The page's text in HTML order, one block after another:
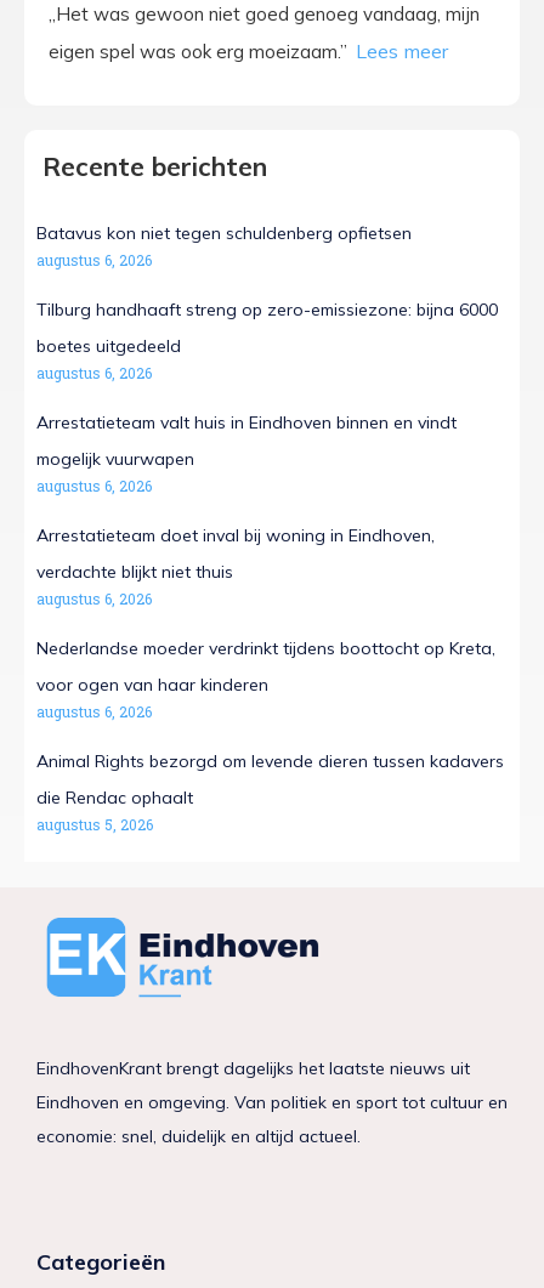
„Het was gewoon niet goed genoeg vandaag, mijn
eigen spel was ook erg moeizaam.”
Recente berichten
Batavus kon niet tegen schuldenberg opfietsen
augustus 6, 2026
Tilburg handhaaft streng op zero-emissiezone: bijna 6000
boetes uitgedeeld
augustus 6, 2026
Arrestatieteam valt huis in Eindhoven binnen en vindt
mogelijk vuurwapen
augustus 6, 2026
Arrestatieteam doet inval bij woning in Eindhoven,
verdachte blijkt niet thuis
augustus 6, 2026
Nederlandse moeder verdrinkt tijdens boottocht op Kreta,
voor ogen van haar kinderen
augustus 6, 2026
Animal Rights bezorgd om levende dieren tussen kadavers
die Rendac ophaalt
augustus 5, 2026
EindhovenKrant brengt dagelijks het laatste nieuws uit
Eindhoven en omgeving. Van politiek en sport tot cultuur en
economie: snel, duidelijk en altijd actueel.
Categorieën